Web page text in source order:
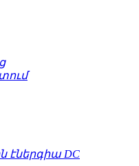
էներգիա DC